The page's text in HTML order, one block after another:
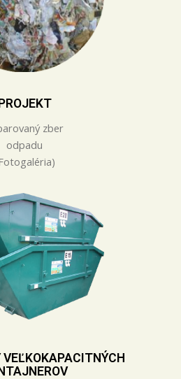
PROJEKT
zber
odpadu
VEĽKOKAPACITNÝCH